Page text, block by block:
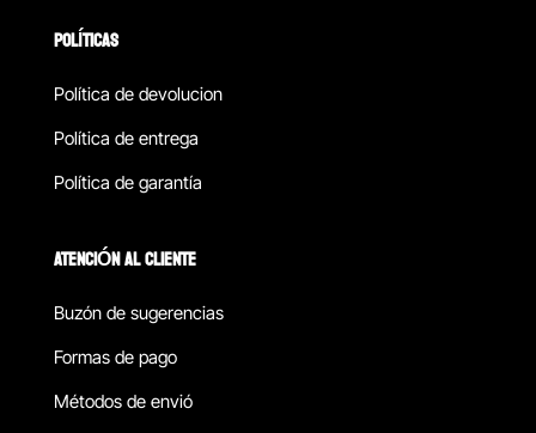
POLÍTICAS
Política de devolucion
Política de entrega
Política de garantía
ATENCIÓN AL CLIENTE
Buzón de sugerencias
Formas de pago
Métodos de envió